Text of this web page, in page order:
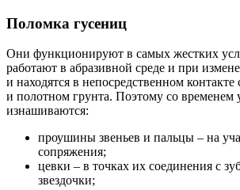
Поломка гусениц
Они функционируют в самых жестких
работают в абразивной среде и при
и находятся в непосредственном
и полотном грунта. Поэтому со временем
изнашиваются:
проушины звеньев и пальцы – на
сопряжения;
цевки – в точках их соединения с
звездочки;